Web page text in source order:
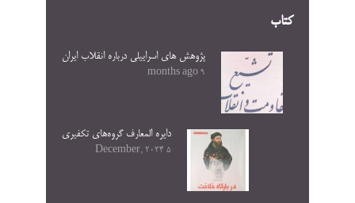
کتاب
پژوهش های اسراییلی درباره انقلاب ایران
9 months ago
دایره المعارف گروه‌های تکفیری
5 December, 2024